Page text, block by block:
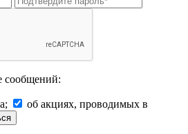
сообщений:
об акциях, проводимых в